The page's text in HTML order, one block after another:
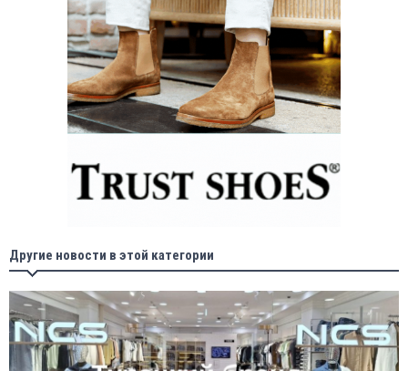
Другие новости в этой категории